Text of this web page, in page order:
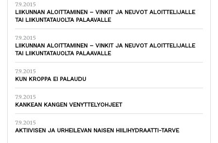
7.9.2015
LIIKUNNAN ALOITTAMINEN – VINKIT JA NEUVOT ALOITTELIJALLE
TAI LIIKUNTATAUOLTA PALAAVALLE
7.9.2015
LIIKUNNAN ALOITTAMINEN – VINKIT JA NEUVOT ALOITTELIJALLE
TAI LIIKUNTATAUOLTA PALAAVALLE
7.9.2015
KUN KROPPA EI PALAUDU
7.9.2015
KANKEAN KANGEN VENYTTELYOHJEET
7.9.2015
AKTIIVISEN JA URHEILEVAN NAISEN HIILIHYDRAATTI-TARVE